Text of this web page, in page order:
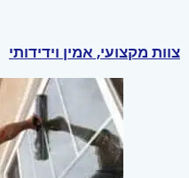
צוות מקצועי, אמין וידידותי